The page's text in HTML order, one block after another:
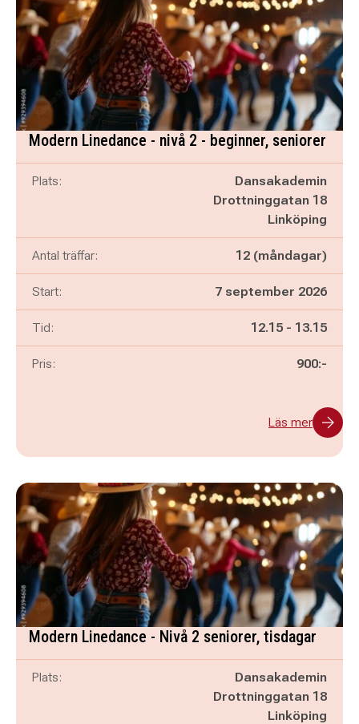
Modern Linedance - nivå 2 - beginner, seniorer
Plats:
Dansakademin
Drottninggatan 18
Linköping
Antal träffar: 12 (måndagar)
Start: 7 september 2026
Tid: Pågår mellan
12.15 - och
13.15
Pris: 900:-
Läs mer
Modern Linedance - Nivå 2 seniorer, tisdagar
Plats:
Dansakademin
Drottninggatan 18
Linköping